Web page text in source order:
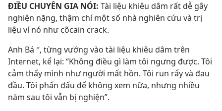
ĐIỀU CHUYÊN GIA NÓI: Tài liệu khiêu dâm rất dễ gây
nghiện nặng, thậm chí một số nhà nghiên cứu và trị
liệu ví nó như côcain crack.
Anh Bá b, từng vướng vào tài liệu khiêu dâm trên
Internet, kể lại: “Không điều gì làm tôi ngưng được. Tôi
cảm thấy mình như người mất hồn. Tôi run rẩy và đau
đầu. Tôi phấn đấu để không xem nữa, nhưng nhiều
năm sau tôi vẫn bị nghiện”.